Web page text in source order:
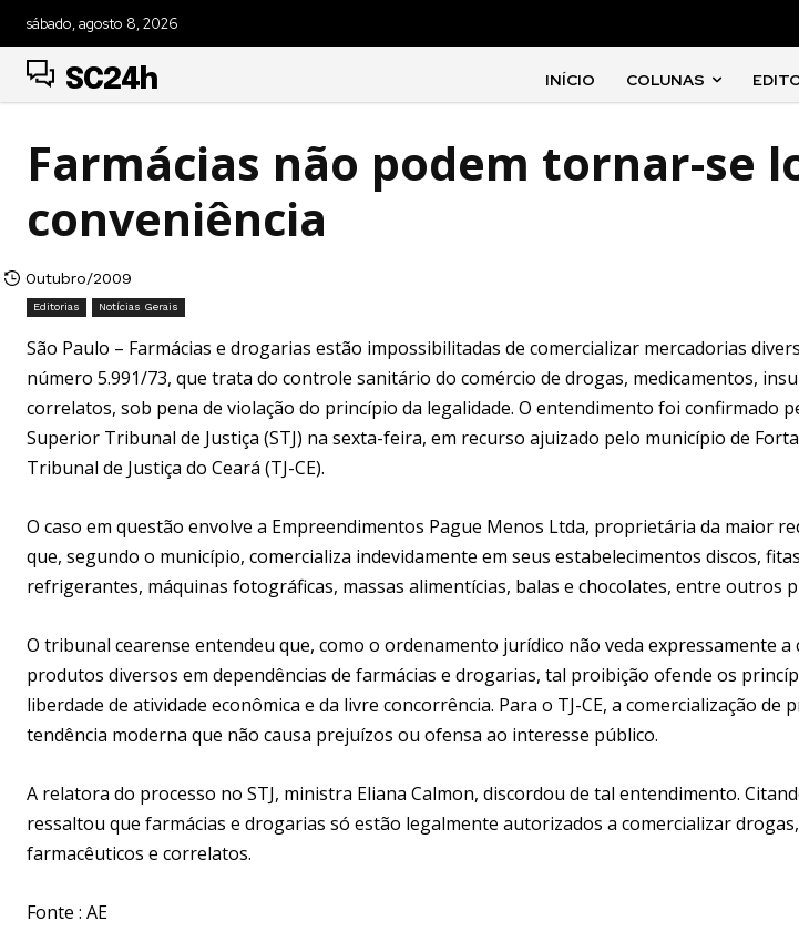
sábado, agosto 8, 2026
SC24h INÍCIO COLUNAS
Farmácias não podem tornar-se
conveniência
Outubro/2009
Editorias Notícias Gerais
São Paulo – Farmácias e drogarias estão impossibilitadas de comercializar mercadorias
número 5.991/73, que trata do controle sanitário do comércio de drogas, medicamentos,
correlatos, sob pena de violação do princípio da legalidade. O entendimento foi confirmado
Superior Tribunal de Justiça (STJ) na sexta-feira, em recurso ajuizado pelo município de
Tribunal de Justiça do Ceará (TJ-CE).
O caso em questão envolve a Empreendimentos Pague Menos Ltda, proprietária da maior
que, segundo o município, comercializa indevidamente em seus estabelecimentos discos,
refrigerantes, máquinas fotográficas, massas alimentícias, balas e chocolates, entre outros
O tribunal cearense entendeu que, como o ordenamento jurídico não veda expressamente a
produtos diversos em dependências de farmácias e drogarias, tal proibição ofende os
liberdade de atividade econômica e da livre concorrência. Para o TJ-CE, a comercialização de
tendência moderna que não causa prejuízos ou ofensa ao interesse público.
A relatora do processo no STJ, ministra Eliana Calmon, discordou de tal entendimento.
ressaltou que farmácias e drogarias só estão legalmente autorizados a comercializar
farmacêuticos e correlatos.
Fonte : AE